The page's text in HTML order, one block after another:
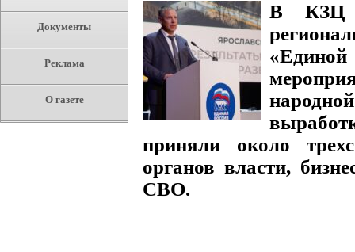
Документы
Реклама
О газете
В КЗЦ
приняли около
органов власти,
СВО.